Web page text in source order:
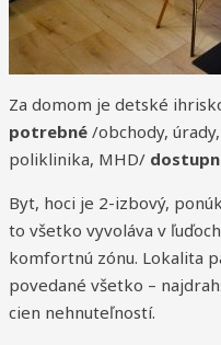
Za domom je detské
potrebné /obchody,
poliklinika, MHD/
Byt, hoci je 2-izbový,
to všetko vyvoláva v
komfortnú zónu. Lokalita
povedané všetko –
cien nehnuteľností.